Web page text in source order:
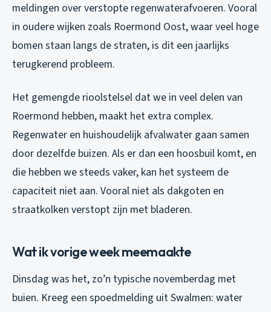
meldingen over verstopte regenwaterafvoeren. Vooral
in oudere wijken zoals Roermond Oost, waar veel hoge
bomen staan langs de straten, is dit een jaarlijks
terugkerend probleem.
Het gemengde rioolstelsel dat we in veel delen van
Roermond hebben, maakt het extra complex.
Regenwater en huishoudelijk afvalwater gaan samen
door dezelfde buizen. Als er dan een hoosbuil komt, en
die hebben we steeds vaker, kan het systeem de
capaciteit niet aan. Vooral niet als dakgoten en
straatkolken verstopt zijn met bladeren.
Wat ik vorige week meemaakte
Dinsdag was het, zo’n typische novemberdag met
buien. Kreeg een spoedmelding uit Swalmen: water